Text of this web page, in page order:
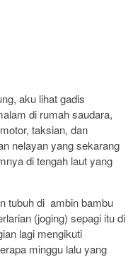
aku lihat gadis
di rumah saudara,
taksian, dan
nelayan yang sekarang
di tengah laut yang
tubuh di ambin bambu
(joging) sepagi itu di
lagi mengikuti
minggu lalu yang